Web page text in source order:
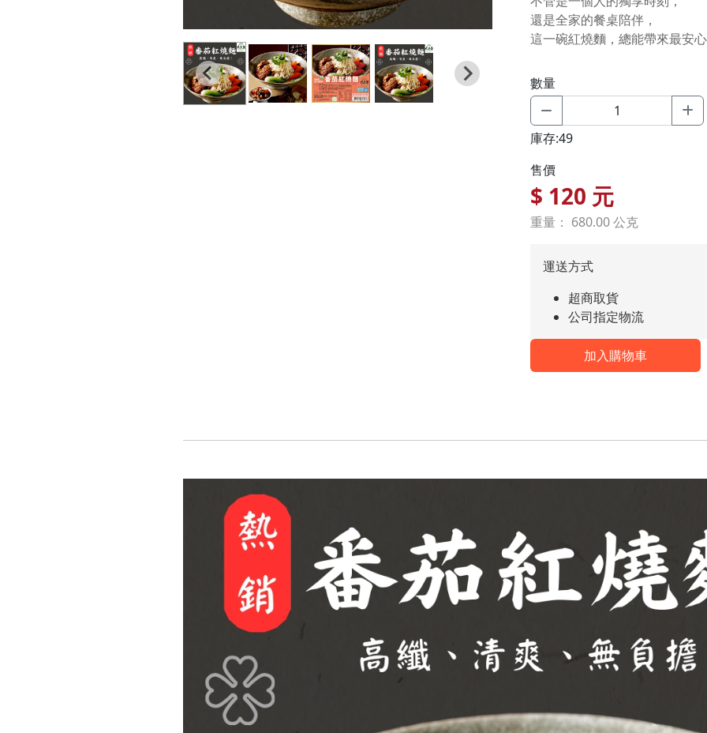
還是全家的餐桌陪伴，
這一碗紅燒麵，總能帶來最安
數量
庫存:49
售價
$ 120 元
重量： 680.00 公克
運送方式
超商取貨
公司指定物流
加入購物車